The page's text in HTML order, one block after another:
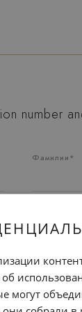
number
Фамилии*
могут